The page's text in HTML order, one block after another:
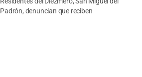
Padrón, denuncian que reciben